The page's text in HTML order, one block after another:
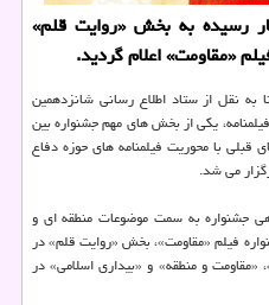
رسیده به بخش «روایت قلم»
«مقاومت» اعلام گردید.
نقل از ستاد اطلاع رسانی شانزدهمین
یکی از بخش های مهم جشنواره بین
قبلی با محوریت فیلمنامه های حوزه دفاع
می شد.
جشنواره به سمت موضوعات منطقه ای و
فیلم «مقاومت»، بخش «روایت قلم» در
و منطقه» و «بیداری اسلامی» در